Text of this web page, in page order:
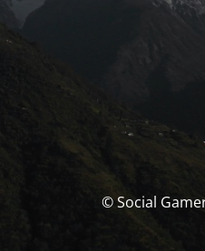
© Social